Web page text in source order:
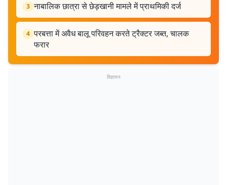
3 नाबालिक छात्रा से छेड़खानी मामले में प्राथमिकी दर्ज
4 परबत्ता में अवैध बालू परिवहन करते ट्रैक्टर जब्त, चालक
फरार
विज्ञापन